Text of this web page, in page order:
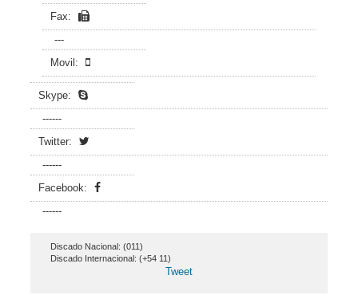
Fax:
---
Movil:
Skype:
------
Twitter:
------
Facebook:
------
Discado Nacional: (011)
Discado Internacional: (+54 11)
Tweet